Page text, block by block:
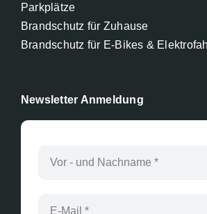
Parkplätze
Brandschutz für Zuhause
Brandschutz für E-Bikes &
Newsletter Anmeldung